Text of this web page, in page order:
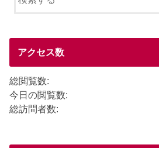
o
アクセス数
総閲覧数:
今日の閲覧数:
総訪問者数: